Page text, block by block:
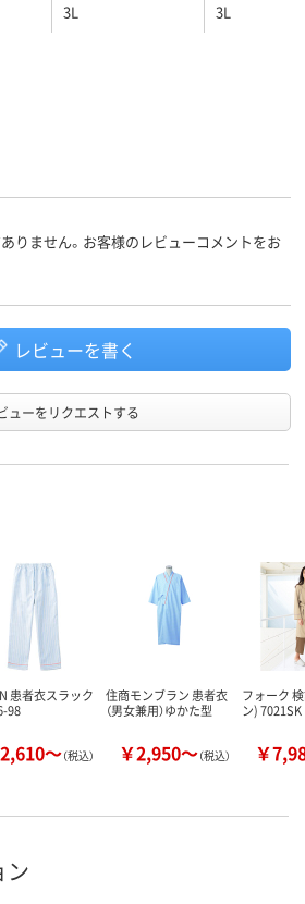
3L 3L
りません。お客様のレビューコメントをお
レビューを書く
ューをリクエストする
患者衣スラック
98
～（税込）
住商モンブラン 患者衣
（男女兼用）ゆかた型
￥2,950～（税込）
フォーク
ン) 7021SK
￥
ン